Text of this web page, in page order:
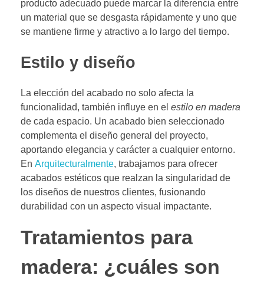
producto adecuado puede marcar la diferencia entre
un material que se desgasta rápidamente y uno que
se mantiene firme y atractivo a lo largo del tiempo.
Estilo y diseño
La elección del acabado no solo afecta la
funcionalidad, también influye en el estilo en madera
de cada espacio. Un acabado bien seleccionado
complementa el diseño general del proyecto,
aportando elegancia y carácter a cualquier entorno.
En Arquitecturalmente, trabajamos para ofrecer
acabados estéticos que realzan la singularidad de
los diseños de nuestros clientes, fusionando
durabilidad con un aspecto visual impactante.
Tratamientos para
madera: ¿cuáles son